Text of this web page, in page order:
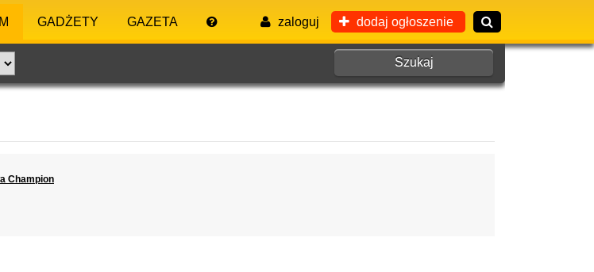
GADŻETY GAZETA zaloguj dodaj ogłoszenie
Champion